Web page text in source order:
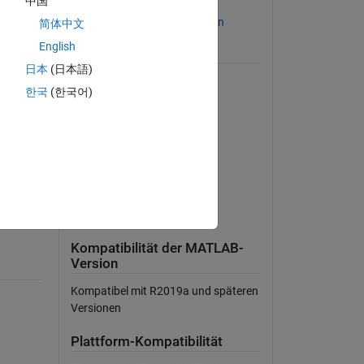
of
Lizenz auf GitHub anzeigen
Erfordert
Kompatibilität der MATLAB-
Version
Kompatibel mit R2019a und späteren
Versionen
Plattform-Kompatibilität
简体中文
English
日本 (日本語)
한국 (한국어)